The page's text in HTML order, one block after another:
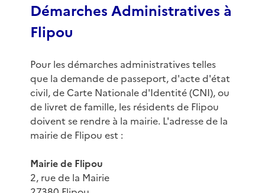
Démarches Administratives à
Flipou
Pour les démarches administratives telles
que la demande de passeport, d'acte d'état
civil, de Carte Nationale d'Identité (CNI), ou
de livret de famille, les résidents de Flipou
doivent se rendre à la mairie. L'adresse de la
mairie de Flipou est :
Mairie de Flipou
2, rue de la Mairie